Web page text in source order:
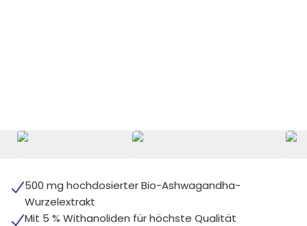
500 mg hochdosierter Bio-Ashwagandha-
Wurzelextrakt
Mit 5 % Withanoliden für höchste Qualität